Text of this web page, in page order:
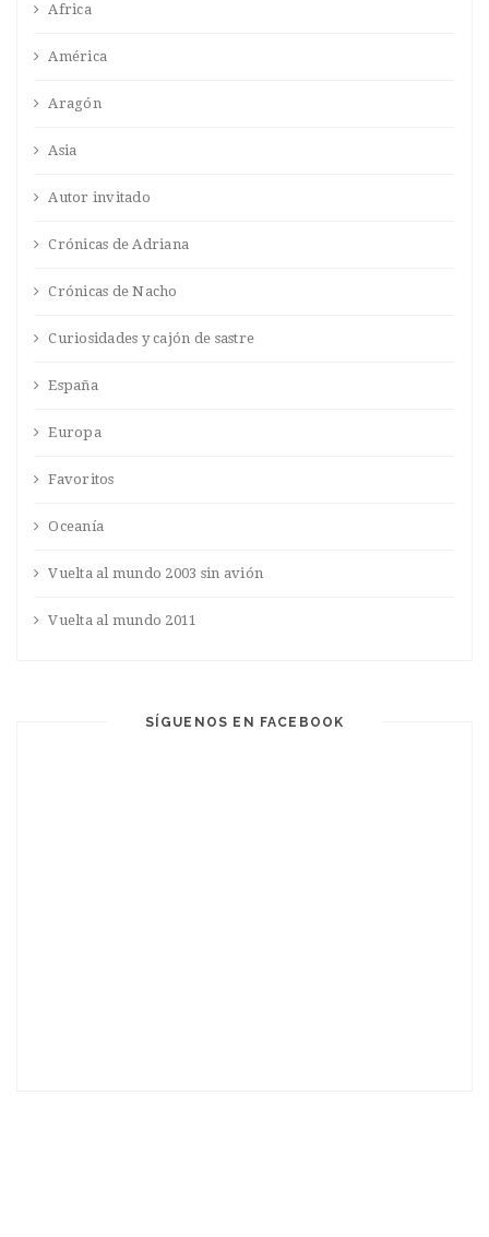
Africa
América
Aragón
Asia
Autor invitado
Crónicas de Adriana
Crónicas de Nacho
Curiosidades y cajón de sastre
España
Europa
Favoritos
Oceanía
Vuelta al mundo 2003 sin avión
Vuelta al mundo 2011
SÍGUENOS EN FACEBOOK